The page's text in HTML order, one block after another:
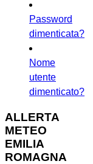
Password
dimenticata?
Nome
utente
dimenticato?
ALLERTA
METEO
EMILIA
ROMAGNA